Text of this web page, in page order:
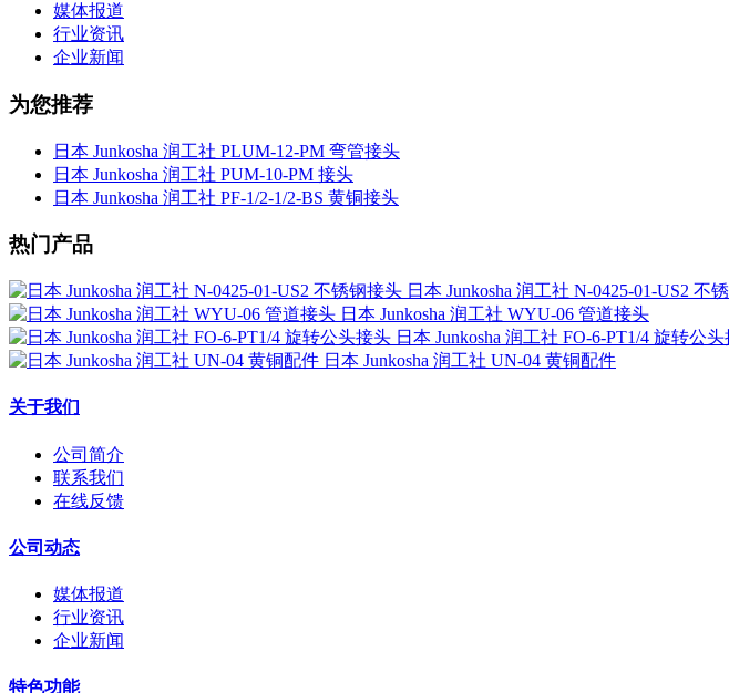
媒体报道
行业资讯
企业新闻
为您推荐
日本 Junkosha 润工社 PLUM-12-PM 弯管接头
日本 Junkosha 润工社 PUM-10-PM 接头
日本 Junkosha 润工社 PF-1/2-1/2-BS 黄铜接头
热门产品
日本 Junkosha 润工社 N-0425-01-US2 不
日本 Junkosha 润工社 WYU-06 管道接头
日本 Junkosha 润工社 FO-6-PT1/4 旋转公
日本 Junkosha 润工社 UN-04 黄铜配件
关于我们
公司简介
联系我们
在线反馈
公司动态
媒体报道
行业资讯
企业新闻
特色功能